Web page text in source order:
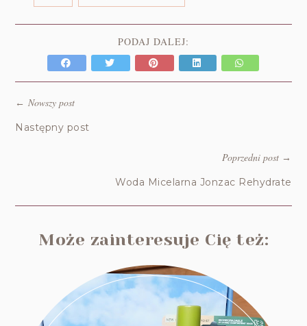
PODAJ DALEJ:
←Nowszy post
Następny post
Poprzedni post→
Woda Micelarna Jonzac Rehydrate
Może zainteresuje Cię też: